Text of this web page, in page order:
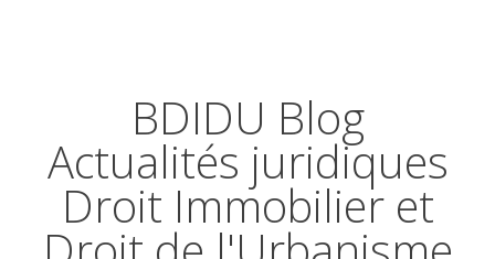
BDIDU Blog
Actualités juridiques
Droit Immobilier et